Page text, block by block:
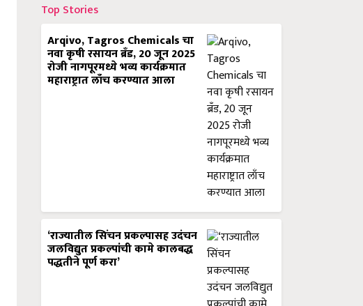
Top Stories
Arqivo, Tagros Chemicals चा
नवा कृषी रसायन ब्रँड, 20 जून 2025
रोजी नागपूरमध्ये भव्य कार्यक्रमात
महाराष्ट्रात लाँच करण्यात आला
‘राज्यातील सिंचन प्रकल्पासह उदंचन
जलविद्युत प्रकल्पांची कामे कालबद्ध
पद्धतीने पूर्ण करा’